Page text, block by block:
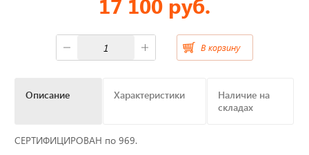
Приборные панели
GPS и ГЛОНАСС трекеры
17 100 руб.
В корзину
Описание Характеристики
Наличие на
складах
СЕРТИФИЦИРОВАН по 969.